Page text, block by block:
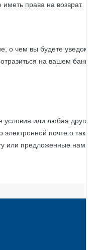
права на возврат.
о чем вы будете
на вашем
условия или любая другая
почте о таких
или предложенные нами